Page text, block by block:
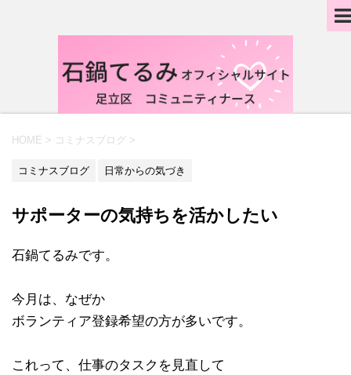
HOME > コミナスブログ >
コミナスブログ 日常からの気づき
サポーターの気持ちを活かしたい
石鍋てるみです。
今月は、なぜか
ボランティア登録希望の方が多いです。
これって、仕事のタスクを見直して